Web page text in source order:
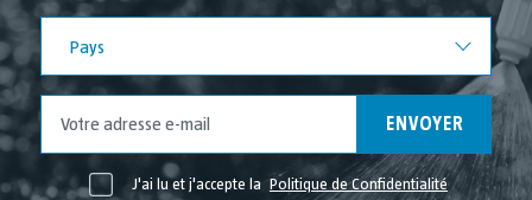
Pays
ENVOYER
J'ai lu et j'accepte la Politique de Confidentialité